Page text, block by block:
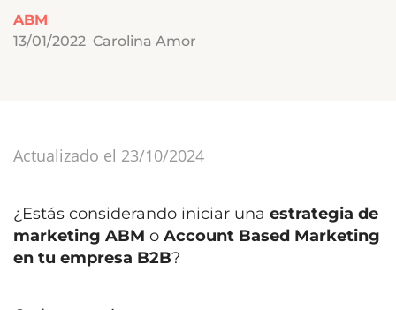
ABM
13/01/2022 Carolina Amor
Actualizado el 23/10/2024
¿Estás considerando iniciar una estrategia de
marketing ABM o Account Based Marketing
en tu empresa B2B?